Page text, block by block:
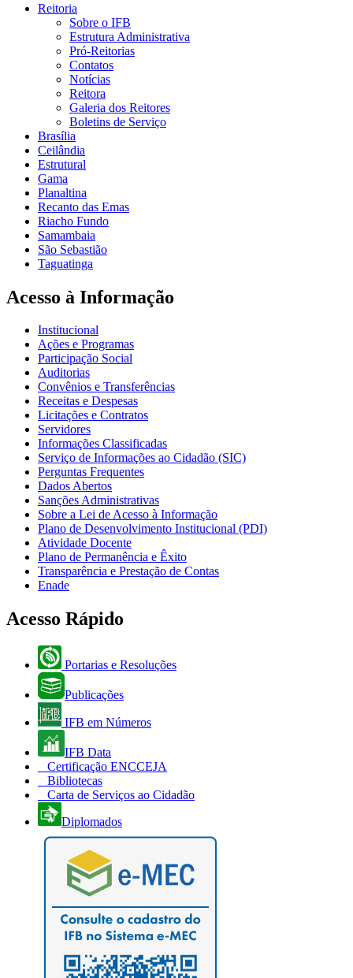
Reitoria
Sobre o IFB
Estrutura Administrativa
Pró-Reitorias
Contatos
Notícias
Reitora
Galeria dos Reitores
Boletins de Serviço
Brasília
Ceilândia
Estrutural
Gama
Planaltina
Recanto das Emas
Riacho Fundo
Samambaia
São Sebastião
Taguatinga
Acesso à Informação
Institucional
Ações e Programas
Participação Social
Auditorias
Convênios e Transferências
Receitas e Despesas
Licitações e Contratos
Servidores
Informações Classificadas
Serviço de Informações ao Cidadão (SIC)
Perguntas Frequentes
Dados Abertos
Sanções Administrativas
Sobre a Lei de Acesso à Informação
Plano de Desenvolvimento Institucional (PDI)
Atividade Docente
Plano de Permanência e Êxito
Transparência e Prestação de Contas
Enade
Acesso Rápido
Portarias e Resoluções
Publicações
IFB em Números
IFB Data
Certificação ENCCEJA
Bibliotecas
Carta de Serviços ao Cidadão
Diplomados